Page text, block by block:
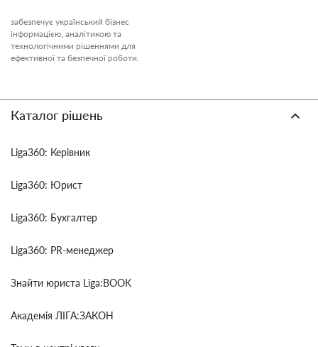
забезпечує український бізнес
інформацією, аналітикою та
технологічними рішеннями для
ефективної та безпечної роботи.
Каталог рішень
Liga360: Керівник
Liga360: Юрист
Liga360: Бухгалтер
Liga360: PR-менеджер
Знайти юриста Liga:BOOK
Академія ЛІГА:ЗАКОН